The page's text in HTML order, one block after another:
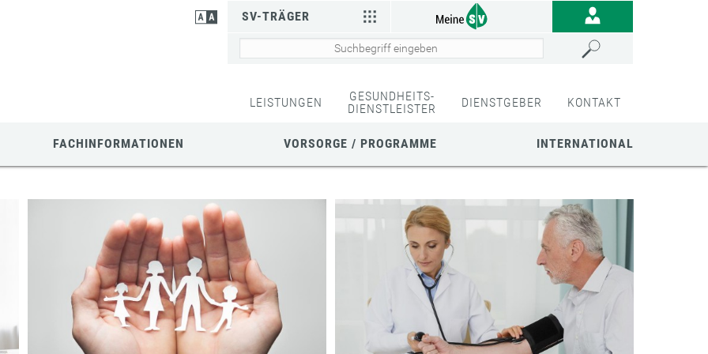
SV-TRÄGER
LEISTUNGEN
GESUNDHEITS-
DIENSTLEISTER
DIENSTGEBER KONTAKT
FACHINFORMATIONEN VORSORGE / PROGRAMME INTERNATIONAL